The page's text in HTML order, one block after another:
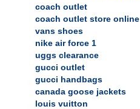
coach outlet
coach outlet store online
vans shoes
nike air force 1
uggs clearance
gucci outlet
gucci handbags
canada goose jackets
louis vuitton